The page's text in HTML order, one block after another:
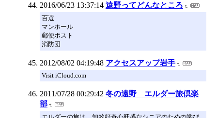
2016/06/23 13:37:14 遠野ってどんなところ
百選
マンホール
郵便ポスト
消防団
2012/08/02 04:19:48 アクセスアップ岩手
Visit iCloud.com
2011/07/28 00:29:42 冬の遠野 エルダー旅倶楽
部